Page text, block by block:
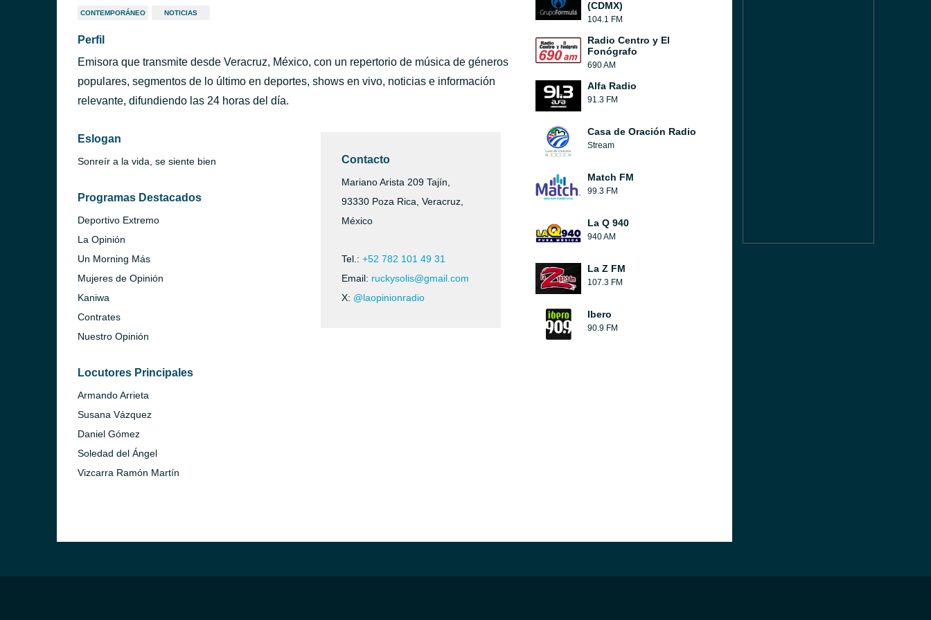
CONTEMPORÁNEO NOTICIAS
Perfil
Emisora que transmite desde Veracruz, México, con un repertorio de música de géneros
populares, segmentos de lo último en deportes, shows en vivo, noticias e información
relevante, difundiendo las 24 horas del día.
Eslogan
Sonreír a la vida, se siente bien
Programas Destacados
Deportivo Extremo
La Opinión
Un Morning Más
Mujeres de Opinión
Kaniwa
Contrates
Nuestro Opinión
Locutores Principales
Armando Arrieta
Susana Vázquez
Daniel Gómez
Soledad del Ángel
Vizcarra Ramón Martín
Contacto
Mariano Arista 209 Tajín,
93330 Poza Rica, Veracruz,
México
Tel.: +52 782 101 49 31
Email: ruckysolis@gmail.com
X: @laopinionradio
(CDMX)
104.1 FM
Radio Centro y El
Fonógrafo
690 AM
Alfa Radio
91.3 FM
Casa de Oración Radio
Stream
Match FM
99.3 FM
La Q 940
940 AM
La Z FM
107.3 FM
Ibero
90.9 FM